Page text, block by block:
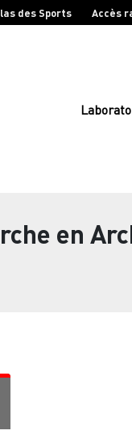
des Sports Accès
en